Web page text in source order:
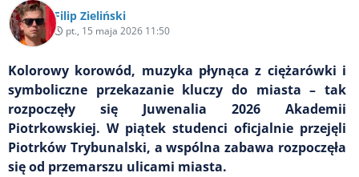
Filip Zieliński
pt., 15 maja 2026 11:50
Kolorowy korowód, muzyka płynąca z ciężarówki i
symboliczne przekazanie kluczy do miasta – tak
rozpoczęły się Juwenalia 2026 Akademii
Piotrkowskiej. W piątek studenci oficjalnie przejęli
Piotrków Trybunalski, a wspólna zabawa rozpoczęła
się od przemarszu ulicami miasta.